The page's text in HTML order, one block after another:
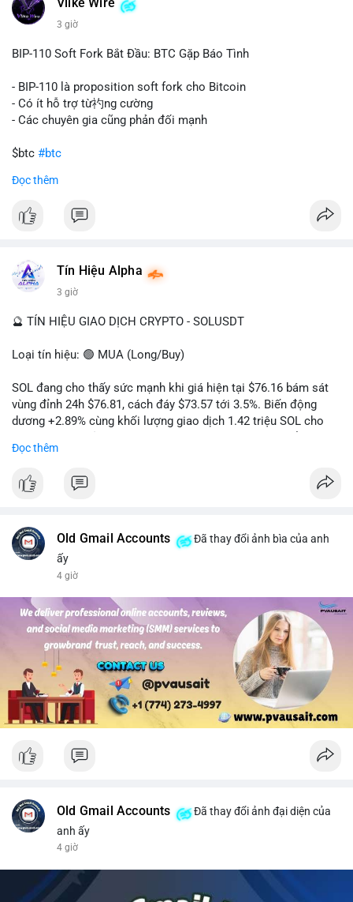
này có thể phản ánh ba kịch bản chính: thứ nhất, cá voi đang
chuẩn bị thanh khoản bằng cách chuyển lên sàn giao dịch, tạo
để nắm giữ dài hạn, thể hiện niềm tin vào xu hướng tăng; thứ
tán rủi ro. Với mức giá 65K, khối lượng này không quá lớn để
gây sốc thanh khoản tức thời, nhưng vẫn đủ sức tạo biến động
tâm lý ngắn hạn nếu hướng đến sàn tập trung.
Lời khuyên cho nhà đầu tư nhỏ lẻ:
hướng đi của dòng tiền. Tránh hành động theo cảm xúc, ưu
rõ ràng về đích đến của số BTC này.
#dongtienlon
Vlike Wire
3 giờ
BIP-110 Soft Fork Bắt Đầu: BTC Gặp Báo Tình
- BIP-110 là proposition soft fork cho Bitcoin
- Có ít hỗ trợ từ礿ng cường
- Các chuyên gia cũng phản đối mạnh
$btc #btc
#vlikevn
📰 Nguồn: CoinDesk
Đọc thêm
Tín Hiệu Alpha
3 giờ
🔮 TÍN HIỆU GIAO DỊCH CRYPTO - SOLUSDT
Loại tín hiệu: 🟢 MUA (Long/Buy)
SOL đang cho thấy sức mạnh khi giá hiện tại $76.16 bám sát
vùng đỉnh 24h $76.81, cách đáy $73.57 tới 3.5%. Biến động
dương +2.89% cùng khối lượng giao dịch 1.42 triệu SOL cho
hoàn toàn nhịp điều chỉnh.
Khuyến nghị giao dịch cụ thể:
- Mục tiêu chốt lời: TP1: 77.50, TP2: 78.80
- Cắt lỗ: 74.90 (dưới vùng hỗ trợ gần nhất)
chốt 50% vị thế tại TP1 và dời stop loss về điểm hòa vốn.
#solusdt #longsol #vung76 #breakoutsol #lenhmuasol
Đọc thêm
Old Gmail Accounts
Đã thay đổi ảnh bìa của anh
ấy
4 giờ
Old Gmail Accounts
Đã thay đổi ảnh đại diện của
anh ấy
4 giờ